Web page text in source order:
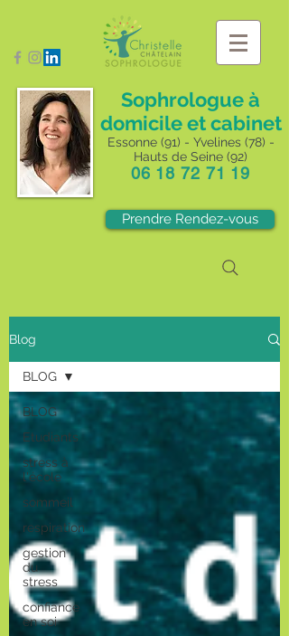
Sophrologue à
domicile et cabinet
Essonne (91) - Yvelines (78) -
Hauts de Seine (92)
06 18 72 71 19
Prendre Rendez-vous
Blog
BLOG
Etudiants
stress à
l'école
sommeil
respiration
gestion
du
stress
confiance
en soi
BLOG